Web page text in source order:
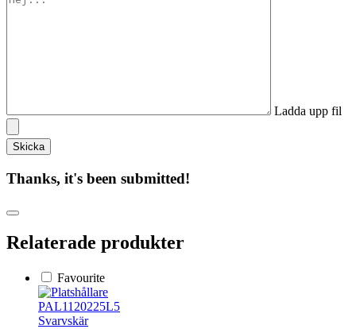
Ladda upp fil
Thanks, it's been submitted!
Relaterade produkter
Favourite
PAL1120225L5
Svarvskär